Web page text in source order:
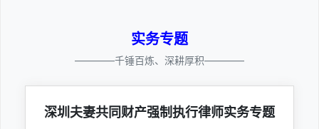
实务专题
————千锤百炼、深耕厚积————
深圳夫妻共同财产强制执行律师实务专题